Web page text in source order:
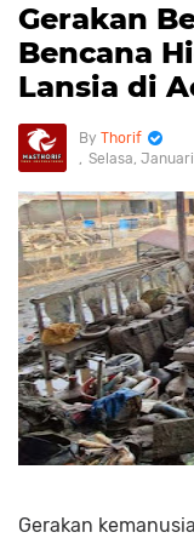
Gerakan
Bencana
Lansia di
Thorif
Selasa,
Gerakan